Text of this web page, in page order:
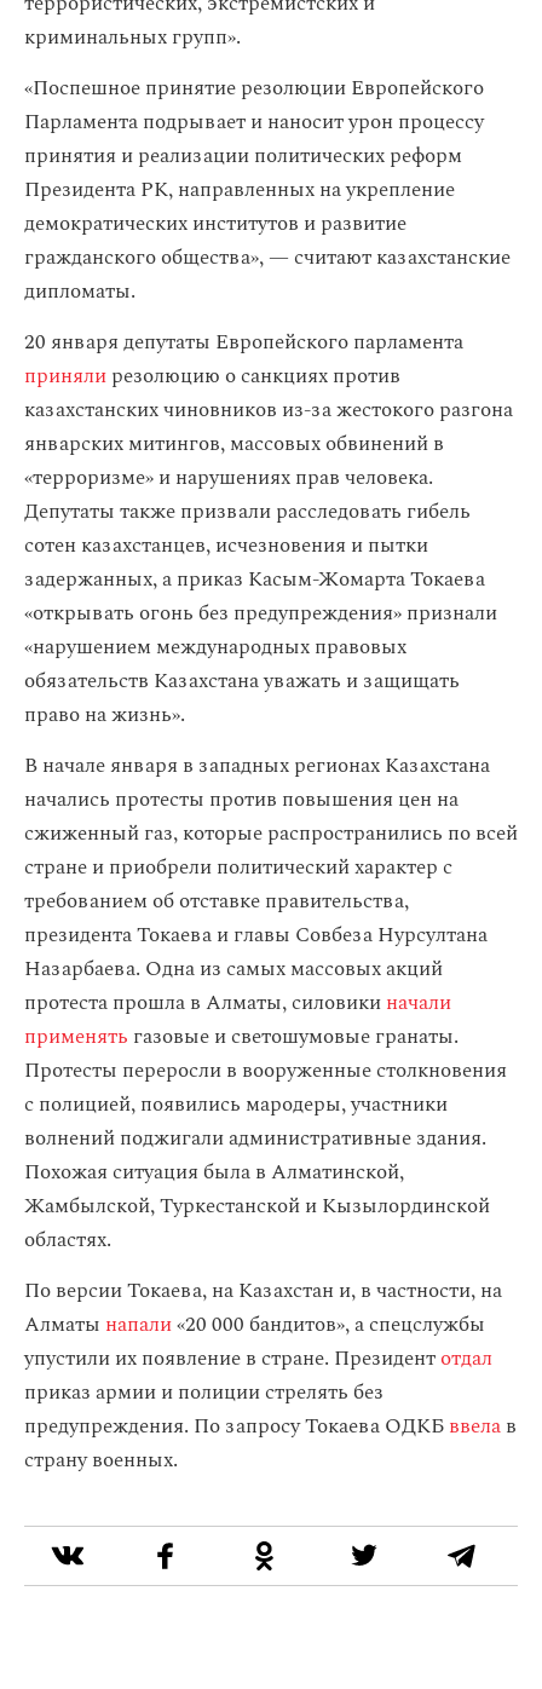
криминальных групп».
«Поспешное принятие резолюции Европейского
Парламента подрывает и наносит урон процессу
принятия и реализации политических реформ
Президента РК, направленных на укрепление
демократических институтов и развитие
гражданского общества», — считают казахстанские
дипломаты.
20 января депутаты Европейского парламента
принялирезолюцию о санкциях против
казахстанских чиновников из-за жестокого разгона
январских митингов, массовых обвинений в
«терроризме» и нарушениях прав человека.
Депутаты также призвали расследовать гибель
сотен казахстанцев, исчезновения и пытки
задержанных, а приказ Касым-Жомарта Токаева
«открывать огонь без предупреждения» признали
«нарушением международных правовых
обязательств Казахстана уважать и защищать
право на жизнь».
В начале января в западных регионах Казахстана
начались протесты против повышения цен на
сжиженный газ, которые распространились по всей
стране и приобрели политический характер с
требованием об отставке правительства,
президента Токаева и главы Совбеза Нурсултана
Назарбаева. Одна из самых массовых акций
протеста прошла в Алматы, силовикиначали
применять газовые и светошумовые гранаты.
Протесты переросли в вооруженные столкновения
с полицией, появились мародеры, участники
волнений поджигали административные здания.
Похожая ситуация была в Алматинской,
Жамбылской, Туркестанской и Кызылординской
областях.
По версии Токаева, на Казахстан и, в частности, на
Алматы напали«20 000 бандитов», а спецслужбы
упустили их появление в стране. Президентотдал
приказ армии и полиции стрелять без
предупреждения. По запросу Токаева ОДКБввелав
страну военных.